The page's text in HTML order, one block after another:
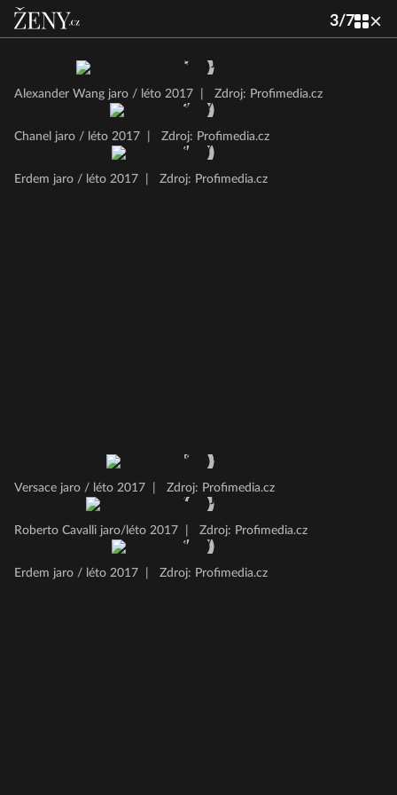
3/7
Alexander Wang jaro / léto 2017 Zdroj: Profimedia.cz
Chanel jaro / léto 2017 Zdroj: Profimedia.cz
Erdem jaro / léto 2017 Zdroj: Profimedia.cz
Versace jaro / léto 2017 Zdroj: Profimedia.cz
Roberto Cavalli jaro/léto 2017 Zdroj: Profimedia.cz
Erdem jaro / léto 2017 Zdroj: Profimedia.cz